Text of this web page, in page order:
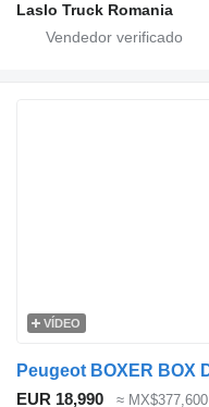
Laslo Truck Romania
VÍDEO
EUR 18,990 ≈ MX$377,600